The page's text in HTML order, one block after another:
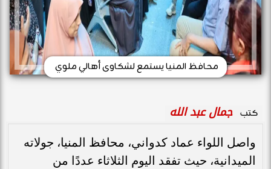
محافظ المنيا يستمع لشكاوى أهالي ملوي
كتب جمال عبد الله
واصل اللواء عماد كدواني، محافظ المنيا، جولاته
الميدانية، حيث تفقد اليوم الثلاثاء عددًا من